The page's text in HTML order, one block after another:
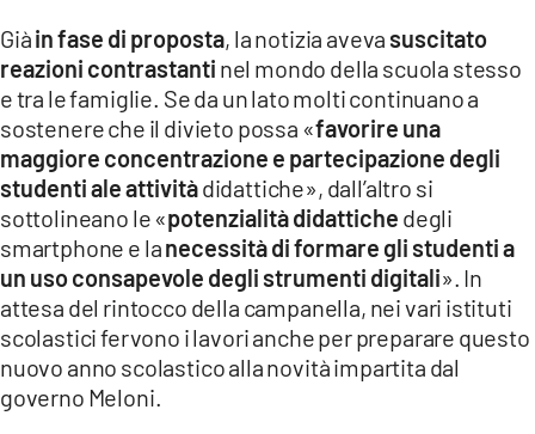
Giàin fase di proposta, la notizia aveva suscitato
reazioni contrastanti nel mondo della scuola stesso
e tra le famiglie. Se da un lato molti continuano a
sostenere che il divieto possa «favorire una
maggiore concentrazione e partecipazione degli
studenti ale attivitàdidattiche», dall’altro si
sottolineano le «potenzialità didattiche degli
smartphone e lanecessità di formare gli studenti a
un uso consapevole degli strumenti digitali». In
attesa del rintocco della campanella, nei vari istituti
scolastici fervono i lavori anche per preparare questo
nuovo anno scolastico alla novità impartita dal
governo Meloni.